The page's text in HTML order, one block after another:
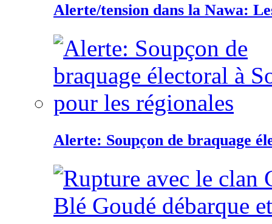
Alerte/tension dans la Nawa:
Alerte: Soupçon de braquage